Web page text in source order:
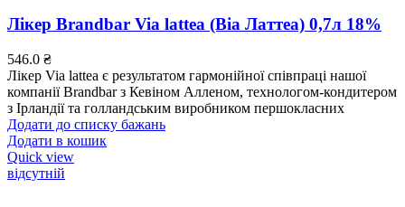
Лікер Brandbar Via lattea (Віа Латтеа) 0,7л 18%
546.0 ₴
Лікер Via lattea є результатом гармонійної співпраці нашої
компанії Brandbar з Кевіном Алленом, технологом-кондитером
з Ірландії та голландським виробником першокласних
Додати до списку бажань
Додати в кошик
Quick view
відсутній